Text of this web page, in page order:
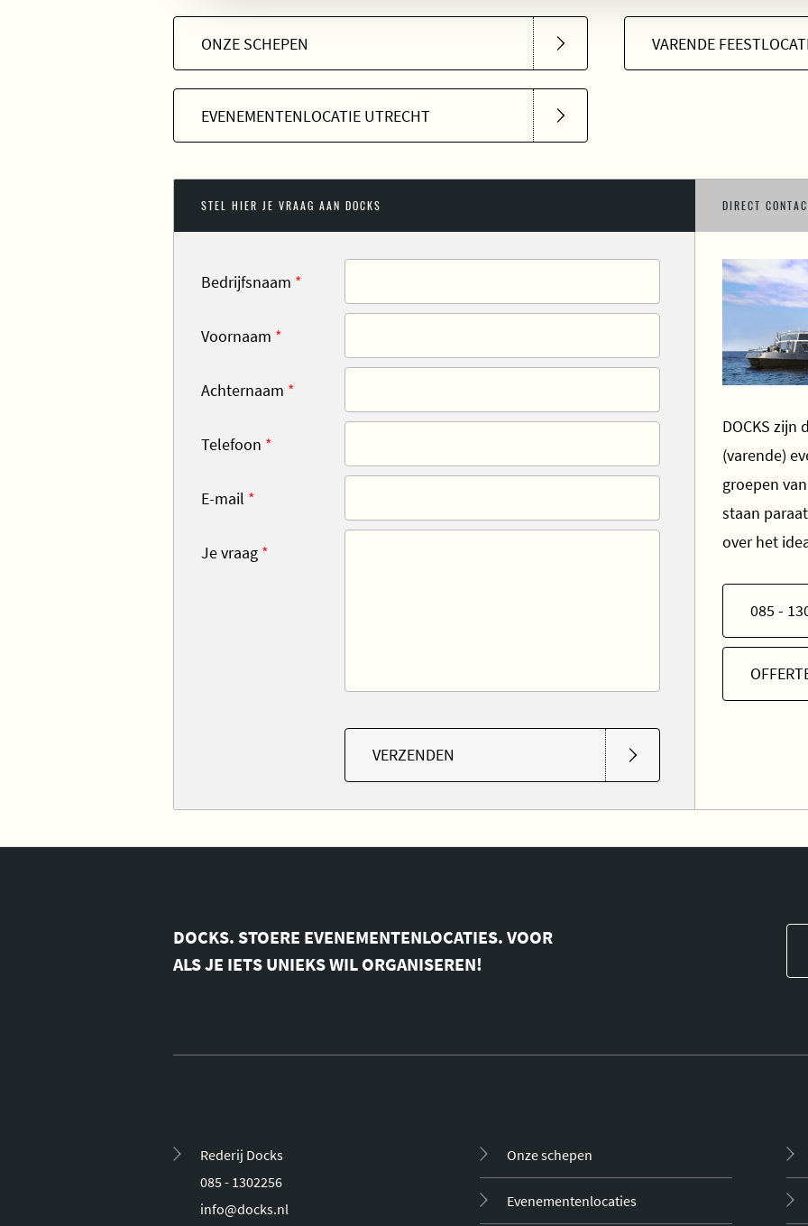
ONZE SCHEPEN VARENDE
EVENEMENTENLOCATIE UTRECHT
STEL HIER JE VRAAG AAN DOCKS
Bedrijfsnaam *
Voornaam *
Achternaam *
Telefoon *
E-mail *
Je vraag *
VERZENDEN
DIRECT
DOCKS
(varende)
groepen
staan
over het
085 -
DOCKS. STOERE EVENEMENTENLOCATIES. VOOR
ALS JE IETS UNIEKS WIL ORGANISEREN!
Rederij Docks
085 - 1302256
info@docks.nl
Onze schepen
Evenementenlocaties